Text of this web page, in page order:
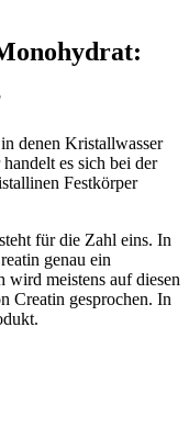
denen Kristallwasser
es sich bei der
Festkörper
für die Zahl eins. In
genau ein
wird meistens auf diesen
Creatin gesprochen. In